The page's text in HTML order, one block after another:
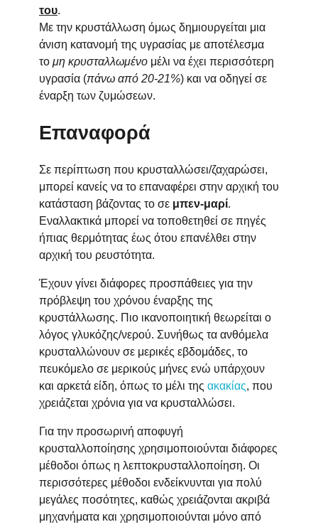
του.
Με την κρυστάλλωση όμως δημιουργείται μια
άνιση κατανομή της υγρασίας με αποτέλεσμα
το μη κρυσταλλωμένο μέλι να έχει περισσότερη
υγρασία (πάνω από 20-21%) και να οδηγεί σε
έναρξη των ζυμώσεων.
Επαναφορά
Σε περίπτωση που κρυσταλλώσει/ζαχαρώσει,
μπορεί κανείς να το επαναφέρει στην αρχική του
κατάσταση βάζοντας το σε μπεν-μαρί.
Εναλλακτικά μπορεί να τοποθετηθεί σε πηγές
ήπιας θερμότητας έως ότου επανέλθει στην
αρχική του ρευστότητα.
Έχουν γίνει διάφορες προσπάθειες για την
πρόβλεψη του χρόνου έναρξης της
κρυστάλλωσης. Πιο ικανοποιητική θεωρείται ο
λόγος γλυκόζης/νερού. Συνήθως τα ανθόμελα
κρυσταλλώνουν σε μερικές εβδομάδες, το
πευκόμελο σε μερικούς μήνες ενώ υπάρχουν
και αρκετά είδη, όπως το μέλι της ακακίας, που
χρειάζεται χρόνια για να κρυσταλλώσει.
Για την προσωρινή αποφυγή
κρυσταλλοποίησης χρησιμοποιούνται διάφορες
μέθοδοι όπως η λεπτοκρυσταλλοποίηση. Οι
περισσότερες μέθοδοι ενδείκνυνται για πολύ
μεγάλες ποσότητες, καθώς χρειάζονται ακριβά
μηχανήματα και χρησιμοποιούνται μόνο από